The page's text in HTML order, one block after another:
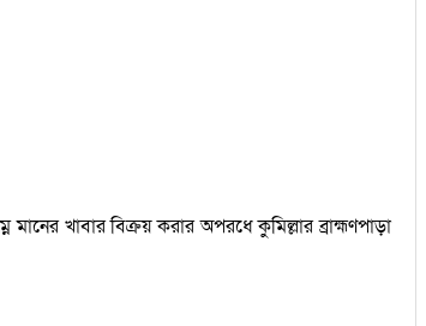
খাবার বিক্রয় করার অপরধে কুমিল্লার ব্রাহ্মণপাড়া